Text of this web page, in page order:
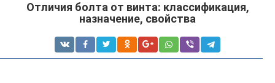
Отличия болта от винта: классификация,
назначение, свойства